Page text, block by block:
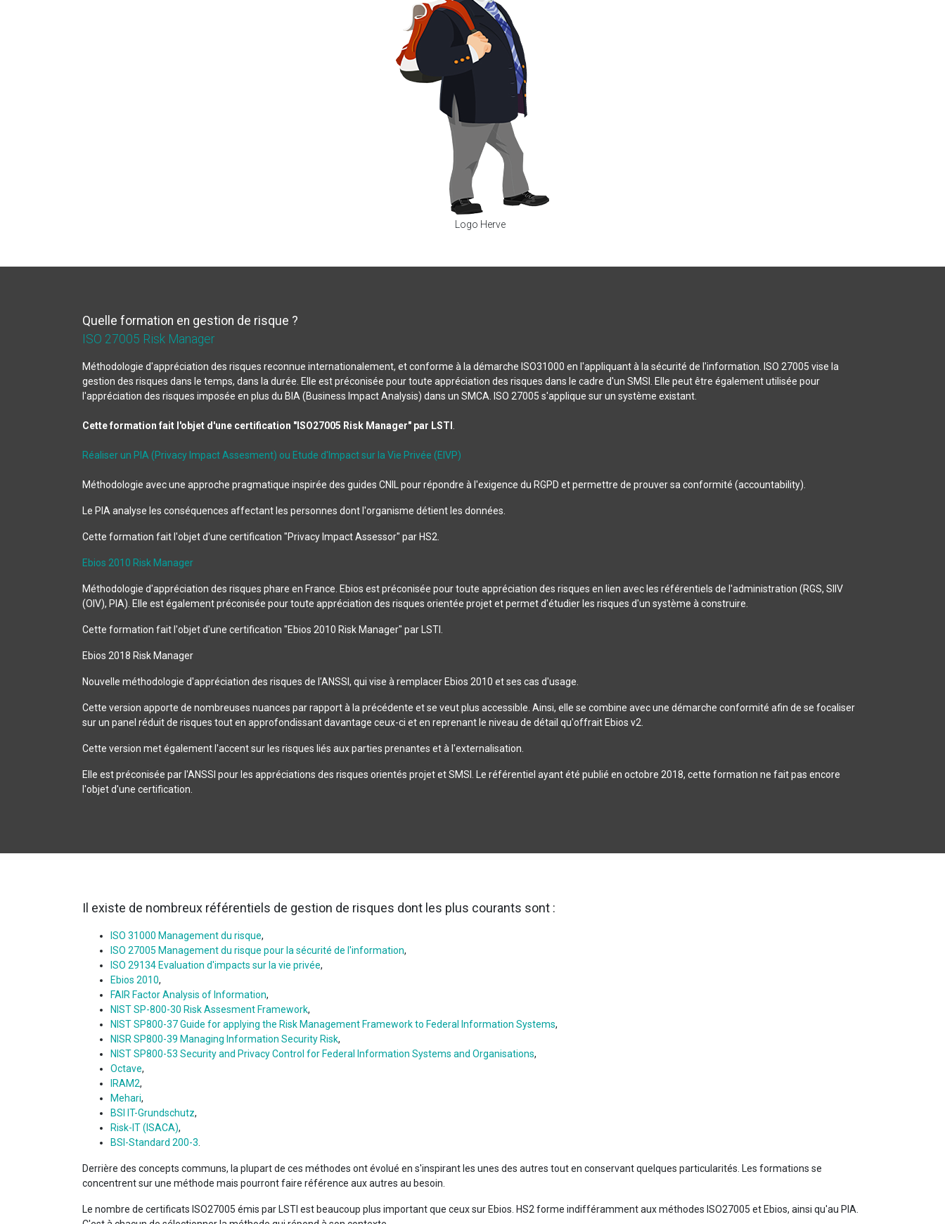
Logo Herve
Quelle formation en gestion de risque ?
ISO 27005 Risk Manager
Méthodologie d'appréciation des risques reconnue internationalement, et conforme à la démarche ISO31000 en l'appliquant à la sécurité de l'information. ISO 27005 vise la
gestion des risques dans le temps, dans la durée. Elle est préconisée pour toute appréciation des risques dans le cadre d'un SMSI. Elle peut être également utilisée pour
l'appréciation des risques imposée en plus du BIA (Business Impact Analysis) dans un SMCA. ISO 27005 s'applique sur un système existant.
Cette formation fait l'objet d'une certification "ISO27005 Risk Manager" par LSTI
Réaliser un PIA (Privacy Impact Assesment) ou Etude d'Impact sur la Vie Privée (EIVP)
Méthodologie avec une approche pragmatique inspirée des guides CNIL pour répondre à l'exigence du RGPD et permettre de prouver sa conformité (accountability).
Le PIA analyse les conséquences affectant les personnes dont l'organisme détient les données.
Cette formation fait l'objet d'une certification "Privacy Impact Assessor" par HS2.
Ebios 2010 Risk Manager
Méthodologie d'appréciation des risques phare en France. Ebios est préconisée pour toute appréciation des risques en lien avec les référentiels de l'administration (RGS, SIIV
(OIV), PIA). Elle est également préconisée pour toute appréciation des risques orientée projet et permet d'étudier les risques d'un système à construire.
Cette formation fait l'objet d'une certification "Ebios 2010 Risk Manager" par LSTI.
Ebios 2018 Risk Manager
Nouvelle méthodologie d'appréciation des risques de l'ANSSI, qui vise à remplacer Ebios 2010 et ses cas d'usage.
Cette version apporte de nombreuses nuances par rapport à la précédente et se veut plus accessible. Ainsi, elle se combine avec une démarche conformité afin de se focaliser
sur un panel réduit de risques tout en approfondissant davantage ceux-ci et en reprenant le niveau de détail qu'offrait Ebios v2.
Cette version met également l'accent sur les risques liés aux parties prenantes et à l'externalisation.
Elle est préconisée par l'ANSSI pour les appréciations des risques orientés projet et SMSI. Le référentiel ayant été publié en octobre 2018, cette formation ne fait pas encore
l'objet d'une certification.
Il existe de nombreux référentiels de gestion de risques dont les plus courants sont :
ISO 31000 Management du risque,
ISO 27005 Management du risque pour la sécurité de l'information,
ISO 29134 Evaluation d'impacts sur la vie privée,
Ebios 2010,
FAIR Factor Analysis of Information,
NIST SP-800-30 Risk Assesment Framework,
NIST SP800-37 Guide for applying the Risk Management Framework to Federal Information Systems,
NISR SP800-39 Managing Information Security Risk,
NIST SP800-53 Security and Privacy Control for Federal Information Systems and Organisations,
Octave,
IRAM2,
Mehari,
BSI IT-Grundschutz,
Risk-IT (ISACA),
BSI-Standard 200-3
Derrière des concepts communs, la plupart de ces méthodes ont évolué en s'inspirant les unes des autres tout en conservant quelques particularités. Les formations se
concentrent sur une méthode mais pourront faire référence aux autres au besoin.
Le nombre de certificats ISO27005 émis par LSTI est beaucoup plus important que ceux sur Ebios. HS2 forme indifféramment aux méthodes ISO27005 et Ebios, ainsi qu'au PIA.